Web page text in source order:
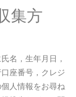
集方
名，生年月日，
座番号，クレジ
人情報をお尋ね